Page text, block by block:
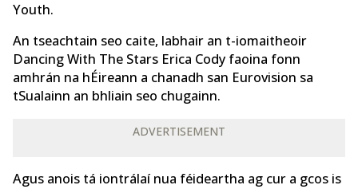
Youth.
An tseachtain seo caite, labhair an t-iomaitheoir
Dancing With The Stars Erica Cody faoina fonn
amhrán na hÉireann a chanadh san Eurovision sa
tSualainn an bhliain seo chugainn.
ADVERTISEMENT
Agus anois tá iontrálaí nua féideartha ag cur a gcos is